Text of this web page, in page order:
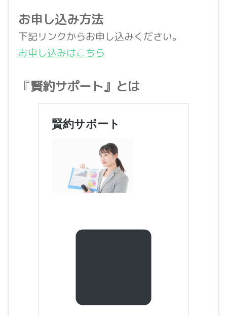
お申し込み方法
下記リンクからお申し込みください。
お申し込みはこちら
『賢約サポート』とは